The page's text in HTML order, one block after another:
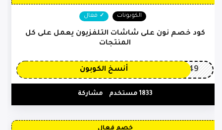
الكوبونات فعال
كود خصم نون على شاشات التلفزيون يعمل على كل
المنتجات
OP149 أنسخ الكوبون
1833 مستخدم مشاركة
خصم فعال